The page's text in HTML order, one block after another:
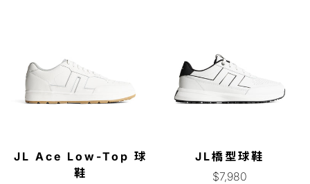
JL Ace Low-Top 球
鞋
JL橋型球鞋
正
$7,980